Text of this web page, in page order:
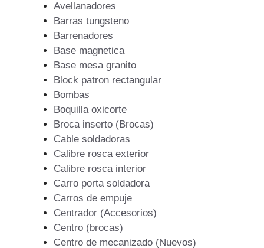
Avellanadores
Barras tungsteno
Barrenadores
Base magnetica
Base mesa granito
Block patron rectangular
Bombas
Boquilla oxicorte
Broca inserto (Brocas)
Cable soldadoras
Calibre rosca exterior
Calibre rosca interior
Carro porta soldadora
Carros de empuje
Centrador (Accesorios)
Centro (brocas)
Centro de mecanizado (Nuevos)